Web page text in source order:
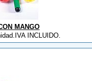
MANGO
INCLUIDO.